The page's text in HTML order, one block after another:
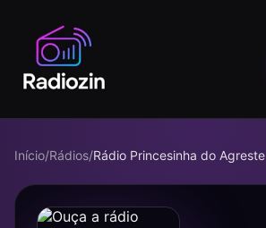
Início/Rádios/Rádio Princesinha do Agreste